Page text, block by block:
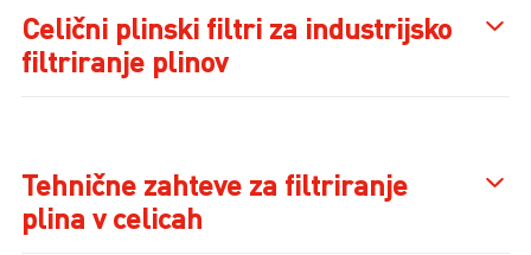
Celični plinski filtri za industrijsko
filtriranje plinov
Tehnične zahteve za filtriranje
plina v celicah